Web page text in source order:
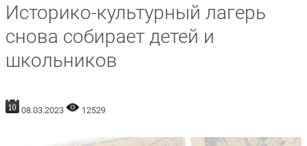
Историко-культурный лагерь
снова собирает детей и
школьников
08.03.2023 12529